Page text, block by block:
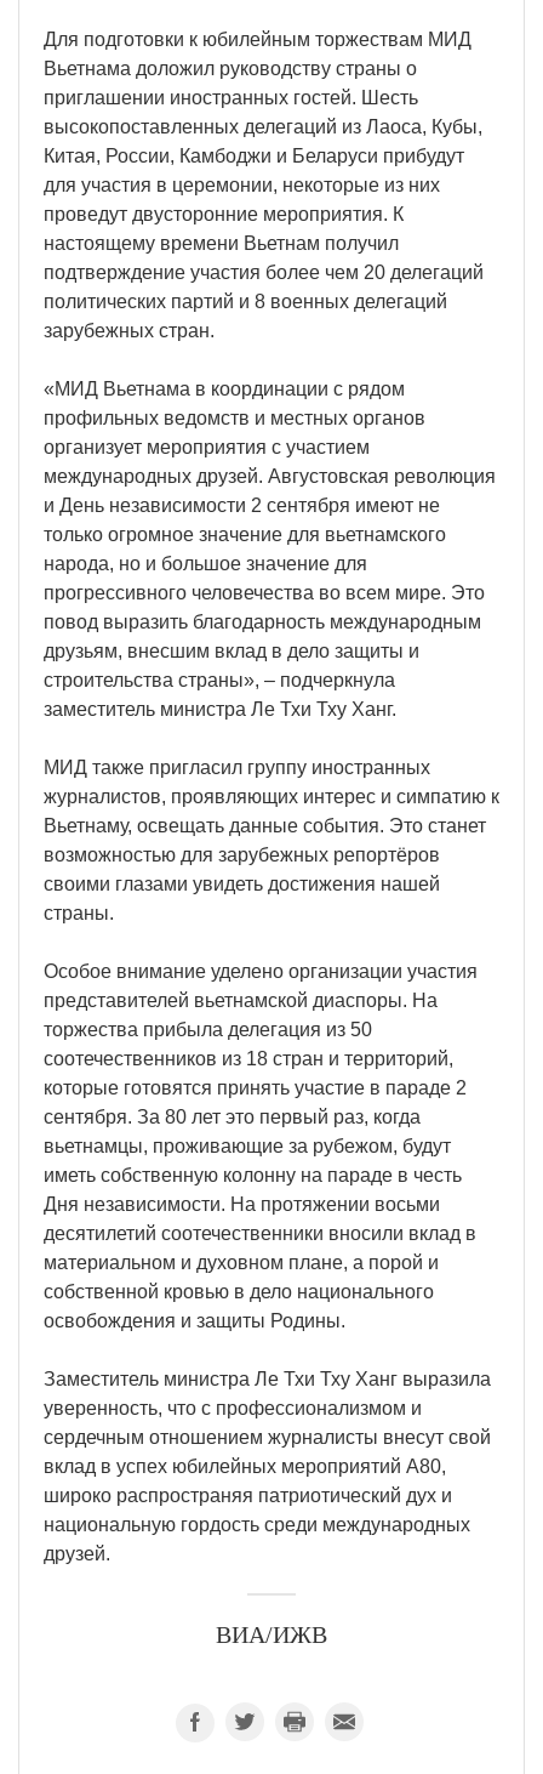
Для подготовки к юбилейным торжествам МИД
Вьетнама доложил руководству страны о
приглашении иностранных гостей. Шесть
высокопоставленных делегаций из Лаоса, Кубы,
Китая, России, Камбоджи и Беларуси прибудут
для участия в церемонии, некоторые из них
проведут двусторонние мероприятия. К
настоящему времени Вьетнам получил
подтверждение участия более чем 20 делегаций
политических партий и 8 военных делегаций
зарубежных стран.
«МИД Вьетнама в координации с рядом
профильных ведомств и местных органов
организует мероприятия с участием
международных друзей. Августовская революция
и День независимости 2 сентября имеют не
только огромное значение для вьетнамского
народа, но и большое значение для
прогрессивного человечества во всем мире. Это
повод выразить благодарность международным
друзьям, внесшим вклад в дело защиты и
строительства страны», – подчеркнула
заместитель министра Ле Тхи Тху Ханг.
МИД также пригласил группу иностранных
журналистов, проявляющих интерес и симпатию к
Вьетнаму, освещать данные события. Это станет
возможностью для зарубежных репортёров
своими глазами увидеть достижения нашей
страны.
Особое внимание уделено организации участия
представителей вьетнамской диаспоры. На
торжества прибыла делегация из 50
соотечественников из 18 стран и территорий,
которые готовятся принять участие в параде 2
сентября. За 80 лет это первый раз, когда
вьетнамцы, проживающие за рубежом, будут
иметь собственную колонну на параде в честь
Дня независимости. На протяжении восьми
десятилетий соотечественники вносили вклад в
материальном и духовном плане, а порой и
собственной кровью в дело национального
освобождения и защиты Родины.
Заместитель министра Ле Тхи Тху Ханг выразила
уверенность, что с профессионализмом и
сердечным отношением журналисты внесут свой
вклад в успех юбилейных мероприятий A80,
широко распространяя патриотический дух и
национальную гордость среди международных
друзей.
ВИА/ИЖВ